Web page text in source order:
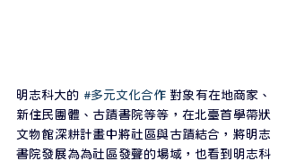
明志科大的 #多元文化合作 對象有在地商家、
新住民團體、古蹟書院等等，在北臺首學帶狀
文物館深耕計畫中將社區與古蹟結合，將明志
書院發展為為社區發聲的場域，也看到明志科